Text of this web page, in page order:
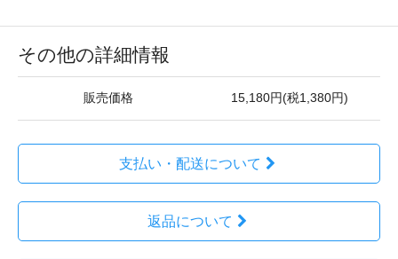
その他の詳細情報
販売価格 15,180円(税1,380円)
支払い・配送について
返品について